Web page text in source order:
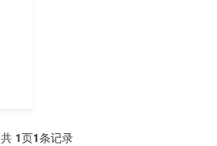
共 1页1条记录